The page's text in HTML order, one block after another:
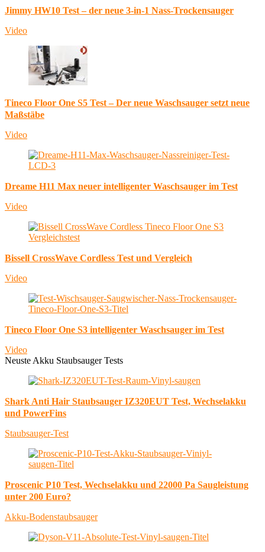
Jimmy HW10 Test – der neue 3-in-1 Nass-Trockensauger
Video
Tineco Floor One S5 Test – Der neue Waschsauger setzt neue
Maßstäbe
Video
Dreame H11 Max neuer intelligenter Waschsauger im Test
Video
Bissell CrossWave Cordless Test und Vergleich
Video
Tineco Floor One S3 intelligenter Waschsauger im Test
Video
Neuste Akku Staubsauger Tests
Shark Anti Hair Staubsauger IZ320EUT Test, Wechselakku
und PowerFins
Staubsauger-Test
Proscenic P10 Test, Wechselakku und 22000 Pa Saugleistung
unter 200 Euro?
Akku-Bodenstaubsauger